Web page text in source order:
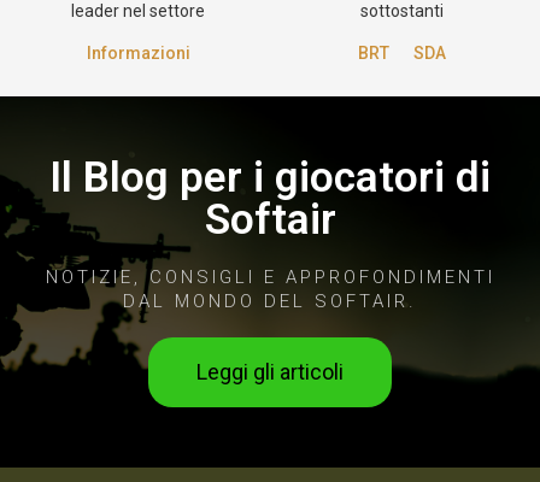
leader nel settore
Informazioni
sottostanti
BRT SDA
Il Blog per i giocatori di
Softair
NOTIZIE, CONSIGLI E APPROFONDIMENTI
DAL MONDO DEL SOFTAIR.
Leggi gli articoli